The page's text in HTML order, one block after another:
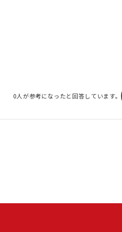
0人が参考になったと回答しています。